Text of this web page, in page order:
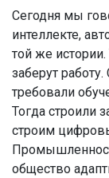
Сегодня мы
интеллекте,
той же
заберут
требовали
Тогда строили
строим
общество